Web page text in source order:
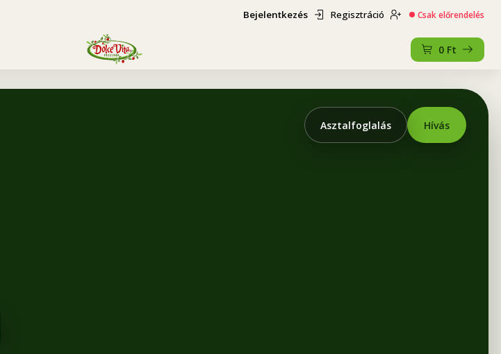
Bejelentkezés Regisztráció Csak előrendelés
0 Ft
Asztalfoglalás Hívás